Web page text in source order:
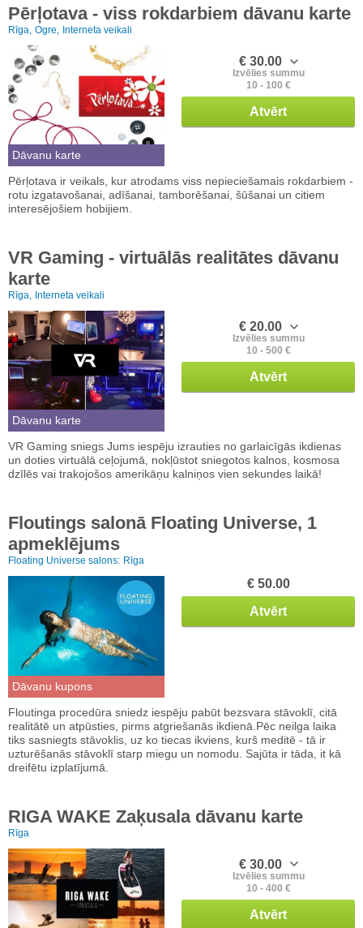
Pērļotava - viss rokdarbiem dāvanu karte
Rīga, Ogre, Interneta veikali
Dāvanu karte
€ 30.00
Izvēlies summu
10 - 100 €
Atvērt
Pērļotava ir veikals, kur atrodams viss nepieciešamais rokdarbiem -
rotu izgatavošanai, adīšanai, tamborēšanai, šūšanai un citiem
interesējošiem hobijiem.
VR Gaming - virtuālās realitātes dāvanu
karte
Rīga, Interneta veikali
Dāvanu karte
€ 20.00
Izvēlies summu
10 - 500 €
Atvērt
VR Gaming sniegs Jums iespēju izrauties no garlaicīgās ikdienas
un doties virtuālā ceļojumā, nokļūstot sniegotos kalnos, kosmosa
dzīlēs vai trakojošos amerikāņu kalniņos vien sekundes laikā!
Floutings salonā Floating Universe, 1
apmeklējums
Floating Universe salons: Rīga
Dāvanu kupons
€ 50.00
Atvērt
Floutinga procedūra sniedz iespēju pabūt bezsvara stāvoklī, citā
realitātē un atpūsties, pirms atgriešanās ikdienā.Pēc neilga laika
tiks sasniegts stāvoklis, uz ko tiecas ikviens, kurš meditē - tā ir
uzturēšanās stāvoklī starp miegu un nomodu. Sajūta ir tāda, it kā
dreifētu izplatījumā.
RIGA WAKE Zaķusala dāvanu karte
Rīga
€ 30.00
Izvēlies summu
10 - 400 €
Atvērt